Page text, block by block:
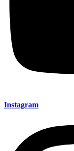
Instagram